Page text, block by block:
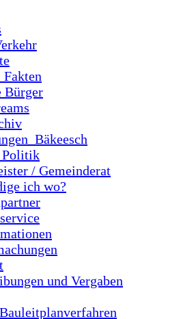
Bürger
Politik
/ Gemeinderat
ich wo?
und Vergaben